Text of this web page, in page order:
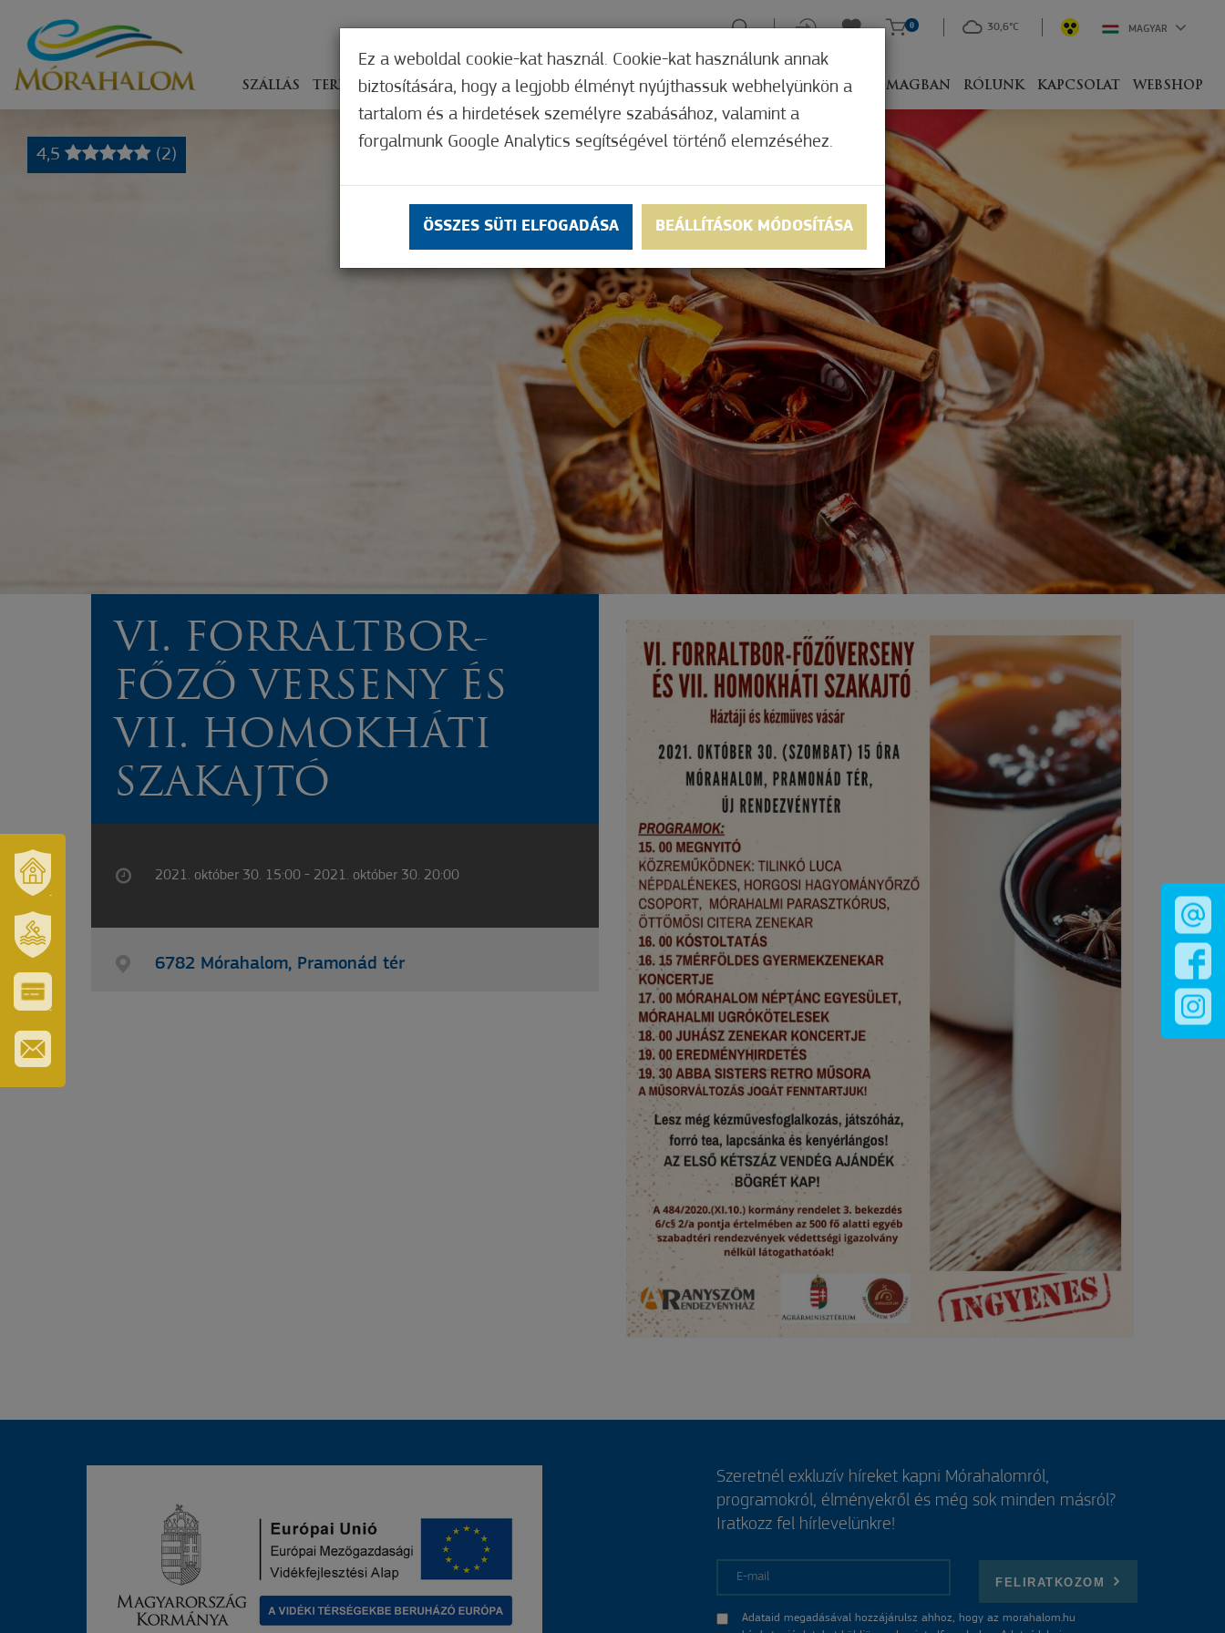
ÉS
TÉRSÉGÜNK
ERZSÉBET
GYÓGYFÜRDŐ
ÉS
TURISZTIKAI
KÁRTYA
SZÁLLÁS TERÍTÉKEN ÉLMÉNYSZERZÉS ZÖLD FÓKUSZ GYÓGYHELY MERRE, MIVEL CSOMAGBAN RÓLUNK KAPCSOLAT WEBSHOP
0 30,6°C MAGYAR
4,5 (2)
VI. FORRALTBOR-
FŐZŐ VERSENY ÉS
VII. HOMOKHÁTI
SZAKAJTÓ
2021. október 30. 15:00 - 2021. október 30. 20:00
6782 Mórahalom, Pramonád tér
Ez a weboldal cookie-kat használ. Cookie-kat használunk annak
biztosítására, hogy a legjobb élményt nyújthassuk webhelyünkön a
tartalom és a hirdetések személyre szabásához, valamint a
forgalmunk Google Analytics segítségével történő elemzéséhez.
ÖSSZES SÜTI ELFOGADÁSA BEÁLLÍTÁSOK MÓDOSÍTÁSA
Szeretnél exkluzív híreket kapni Mórahalomról,
programokról, élményekről és még sok minden másról?
Iratkozz fel hírlevelünkre!
FELIRATKOZOM
Adataid megadásával hozzájárulsz ahhoz, hogy az morahalom.hu